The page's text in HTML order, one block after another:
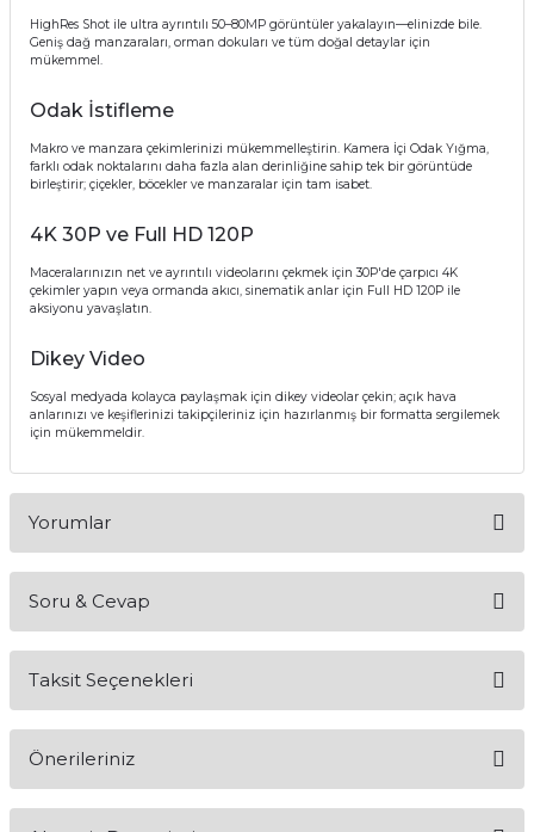
HighRes Shot ile ultra ayrıntılı 50–80MP görüntüler yakalayın—elinizde bile.
Geniş dağ manzaraları, orman dokuları ve tüm doğal detaylar için
mükemmel.
Odak İstifleme
Makro ve manzara çekimlerinizi mükemmelleştirin. Kamera İçi Odak Yığma,
farklı odak noktalarını daha fazla alan derinliğine sahip tek bir görüntüde
birleştirir; çiçekler, böcekler ve manzaralar için tam isabet.
4K 30P ve Full HD 120P
Maceralarınızın net ve ayrıntılı videolarını çekmek için 30P'de çarpıcı 4K
çekimler yapın veya ormanda akıcı, sinematik anlar için Full HD 120P ile
aksiyonu yavaşlatın.
Dikey Video
Sosyal medyada kolayca paylaşmak için dikey videolar çekin; açık hava
anlarınızı ve keşiflerinizi takipçileriniz için hazırlanmış bir formatta sergilemek
için mükemmeldir.
Yorumlar
Soru & Cevap
Taksit Seçenekleri
Önerileriniz